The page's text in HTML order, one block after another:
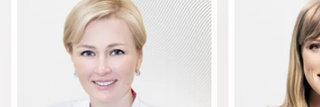
Консультация врача генетика в программе ЭКО
7 125
Прием (осмотр, консультация) врача
репродуктолога - андролога (первичный,
повторный)
Активация ткани яичников in-vitro
66 500₽
ИКСИ до 5-ти ооцитов
28 405